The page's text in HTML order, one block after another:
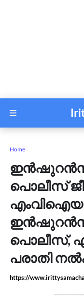
Home
പൊലീസ്
ഇൻഷുറൻസ്
പൊലീസ്,
പരാതി
https://